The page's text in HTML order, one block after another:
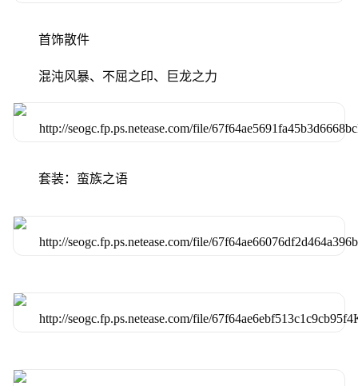
首饰散件
混沌风暴、不屈之印、巨龙之力
套装：蛮族之语